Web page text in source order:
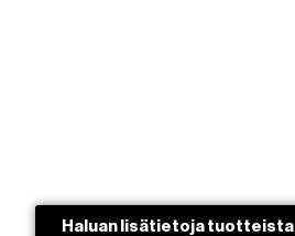
Haluan lisätietoja tuotteista​